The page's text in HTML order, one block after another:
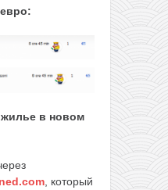
в новом
, который